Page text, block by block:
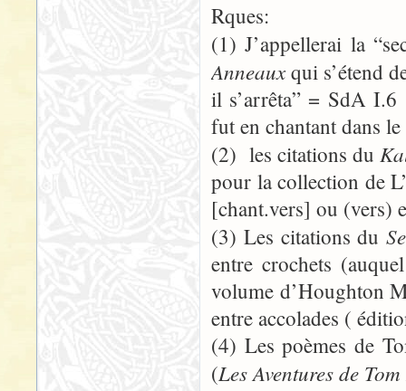
Rques:
(1) J’appellerai la
Anneauxqui s’étend
il s’arrêta” = SdA
fut en chantant dans
(2) les citations du
pour la collection de
[chant.vers] ou (vers)
(3) Les citations du
entre crochets
volume d’Houghton
entre accolades (
(4) Les poèmes de
(Les Aventures de